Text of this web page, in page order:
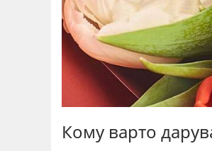
Кому варто